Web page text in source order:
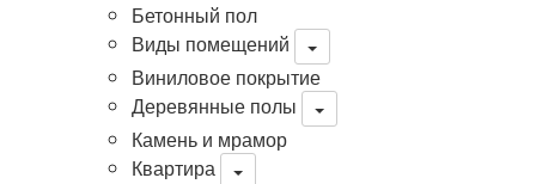
Бетонный пол
Виды помещений
Виниловое покрытие
Деревянные полы
Камень и мрамор
Квартира